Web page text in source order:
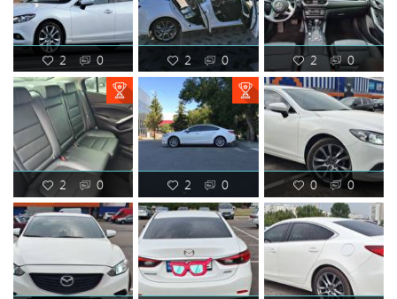
2 0 2 0 2 0
2 0 2 0 0 0